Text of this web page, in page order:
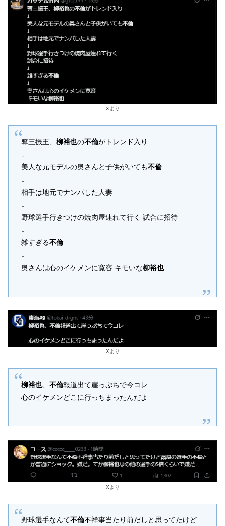
Xより
奪三振王、柳裕也の不倫がトレンド入り
↓
美人な元モデルの奥さんと子供がいても不倫
↓
相手は地元でナンパした人妻
↓
野球選手行きつけの焼肉屋連れて行く 試合に招待
↓
雑すぎる不倫
↓
奥さんは心のイケメンに寛容 キモいな柳裕也
Xより
柳裕也、不倫報道出て崖っぷちで今コレ
心のイケメンどこに行っちまったんだよ
Xより
野球選手なんて不倫不祥事当たり前だしと思ってたけど